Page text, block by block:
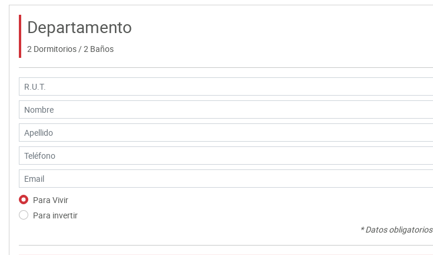
Departamento
2 Dormitorios / 2 Baños
Para Vivir
Para invertir
* Datos obligatorios